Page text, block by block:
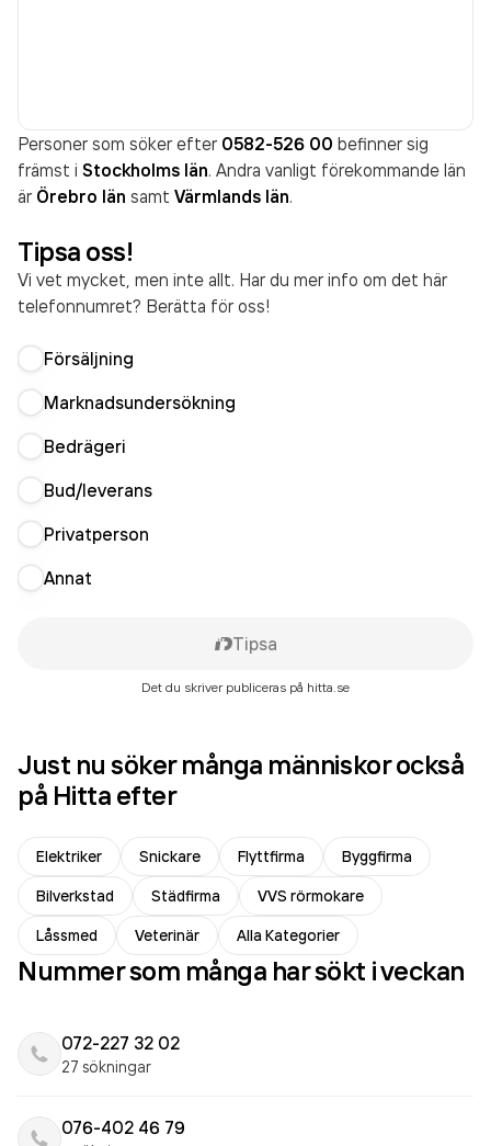
Personer som söker efter 0582-526 00 befinner sig
främst i Stockholms län. Andra vanligt förekommande län
är Örebro län samt Värmlands län.
Tipsa oss!
Vi vet mycket, men inte allt. Har du mer info om det här
telefonnumret? Berätta för oss!
Försäljning
Marknadsundersökning
Bedrägeri
Bud/leverans
Privatperson
Annat
Tipsa
Det du skriver publiceras på hitta.se
Just nu söker många människor också
på Hitta efter
Elektriker Snickare Flyttfirma
Byggfirma
Bilverkstad
Städfirma
VVS rörmokare
Låssmed
Veterinär Alla Kategorier
Nummer som många har sökt i veckan
072-227 32 02
27 sökningar
076-402 46 79